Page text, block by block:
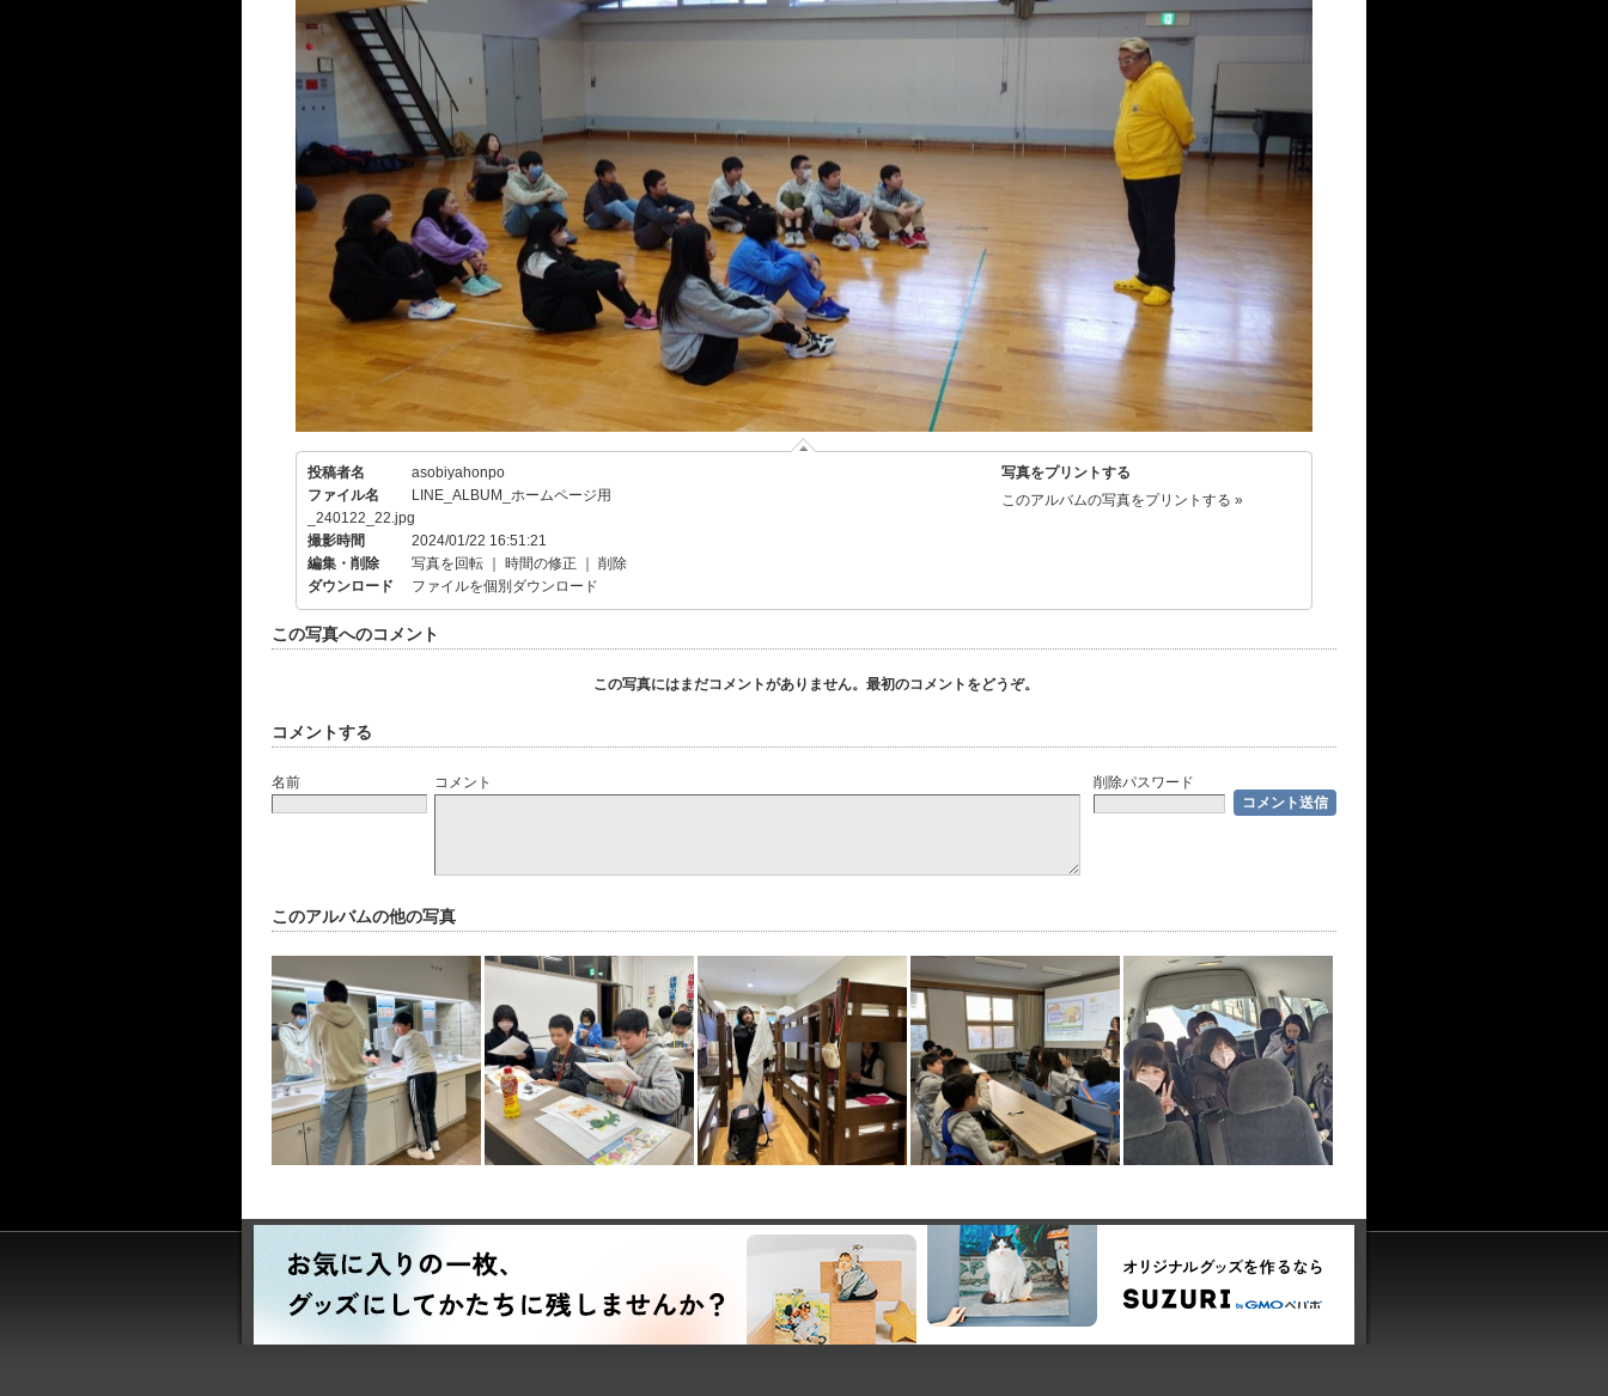
投稿者名
asobiyahonpo
ファイル名
LINE_ALBUM_ホームページ用
_240122_22.jpg
撮影時間
2024/01/22 16:51:21
編集・削除
写真を回転 時間の修正
削除
ダウンロード
ファイルを個別ダウンロード
写真をプリントする
このアルバムの写真をプリントする »
この写真へのコメント
この写真にはまだコメントがありません。最初のコメントをどうぞ。
コメントする
名前 コメント 削除パスワード
このアルバムの他の写真